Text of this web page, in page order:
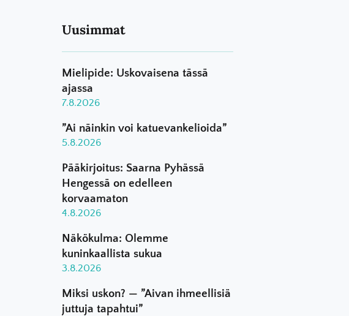
Uusimmat
Mielipide: Uskovaisena tässä
ajassa
7.8.2026
”Ai näinkin voi katuevankelioida”
5.8.2026
Pääkirjoitus: Saarna Pyhässä
Hengessä on edelleen
korvaamaton
4.8.2026
Näkökulma: Olemme
kuninkaallista sukua
3.8.2026
Miksi uskon? — ”Aivan ihmeellisiä
juttuja tapahtui”